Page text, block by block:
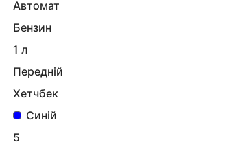
Автомат
Бензин
1 л
Передній
Хетчбек
Синій
5